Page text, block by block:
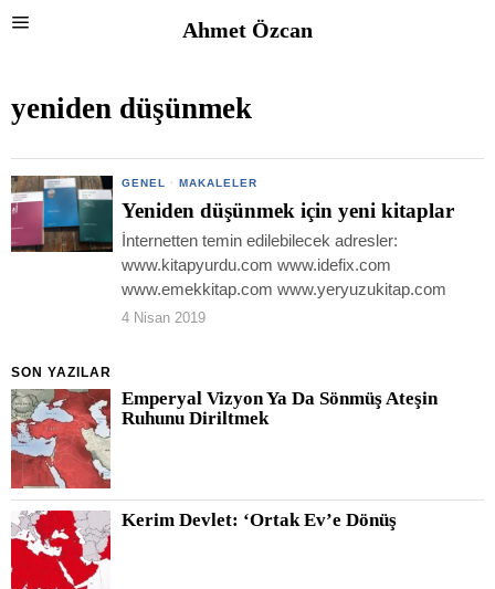
Ahmet Özcan
yeniden düşünmek
GENEL · MAKALELER
Yeniden düşünmek için yeni kitaplar
İnternetten temin edilebilecek adresler:
www.kitapyurdu.com www.idefix.com
www.emekkitap.com www.yeryuzukitap.com
4 Nisan 2019
SON YAZILAR
Emperyal Vizyon Ya Da Sönmüş Ateşin
Ruhunu Diriltmek
Kerim Devlet: ‘Ortak Ev’e Dönüş